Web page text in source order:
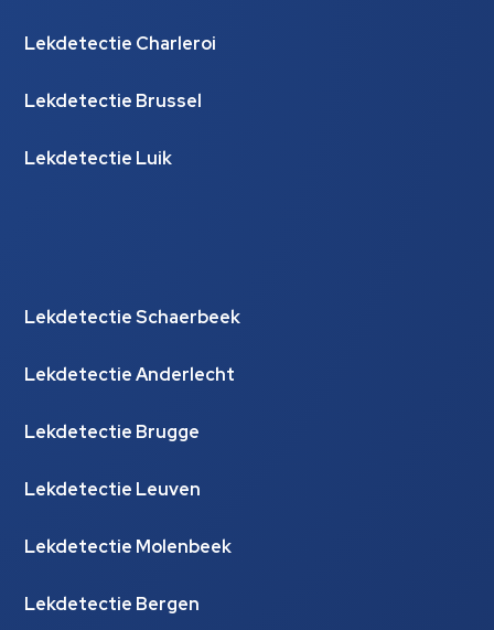
Lekdetectie Charleroi
Lekdetectie Brussel
Lekdetectie Luik
Lekdetectie Schaerbeek
Lekdetectie Anderlecht
Lekdetectie Brugge
Lekdetectie Leuven
Lekdetectie Molenbeek
Lekdetectie Bergen